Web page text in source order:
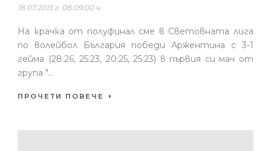
18.07.2013 г. 08:09:00 ч.
На крачка от полуфинал сме в Световната лига
по волейбол България победи Аржентина с 3-1
гейма (28:26, 25:23, 20:25, 25:23) в първия си мач от
група "...
ПРОЧЕТИ ПОВЕЧЕ